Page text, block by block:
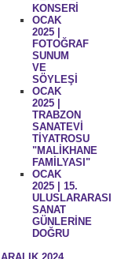
KONSERİ
OCAK
2025 |
FOTOĞRAF
SUNUM
VE
SÖYLEŞİ
OCAK
2025 |
TRABZON
SANATEVİ
TİYATROSU
"MALİKHANE
FAMİLYASI"
OCAK
2025 | 15.
ULUSLARARASI
SANAT
GÜNLERİNE
DOĞRU